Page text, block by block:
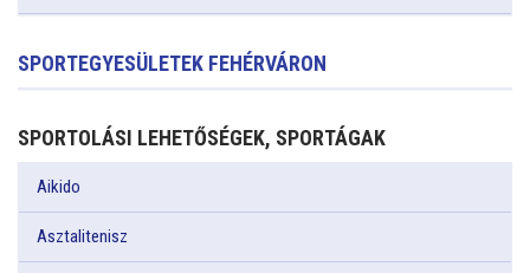
SPORTEGYESÜLETEK FEHÉRVÁRON
SPORTOLÁSI LEHETŐSÉGEK, SPORTÁGAK
Aikido
Asztalitenisz